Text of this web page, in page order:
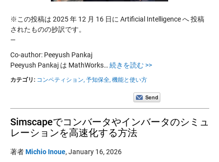
※この投稿は 2025 年 12 月 16 日に Artificial Intelligence へ 投稿
されたものの抄訳です。
—
Co-author: Peeyush Pankaj
Peeyush Pankaj は MathWorks… 続きを読む >>
カテゴリ: コンペティション, 予知保全, 機能と使い方
Simscapeでコンバータやインバータのシミュ
レーションを高速化する方法
著者Michio Inoue, January 16, 2026